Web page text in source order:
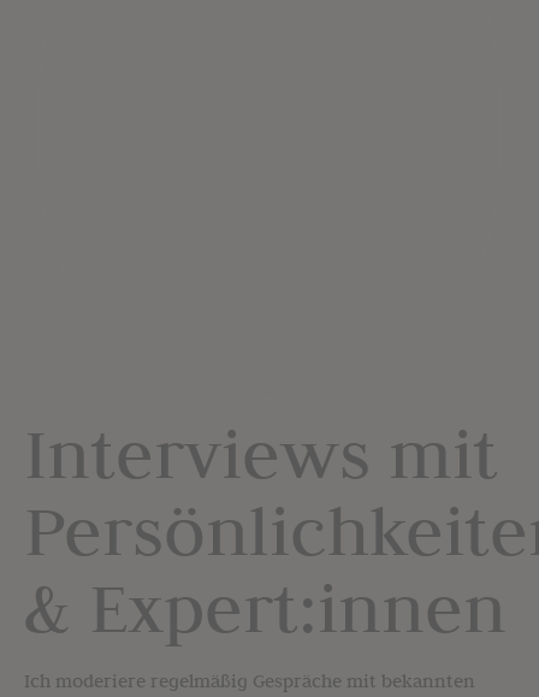
Interviews mit
& Expert:innen
Ich moderiere regelmäßig Gespräche mit bekannten